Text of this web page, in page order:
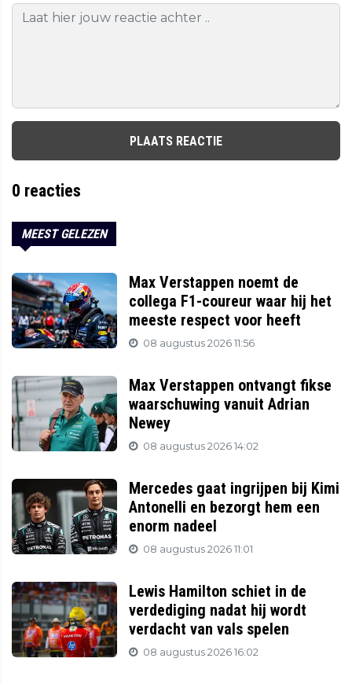
PLAATS REACTIE
0 reacties
MEEST GELEZEN
Max Verstappen noemt de
collega F1-coureur waar hij het
meeste respect voor heeft
08 augustus 2026 11:56
Max Verstappen ontvangt fikse
waarschuwing vanuit Adrian
Newey
08 augustus 2026 14:02
Mercedes gaat ingrijpen bij Kimi
Antonelli en bezorgt hem een
enorm nadeel
08 augustus 2026 11:01
Lewis Hamilton schiet in de
verdediging nadat hij wordt
verdacht van vals spelen
08 augustus 2026 16:02